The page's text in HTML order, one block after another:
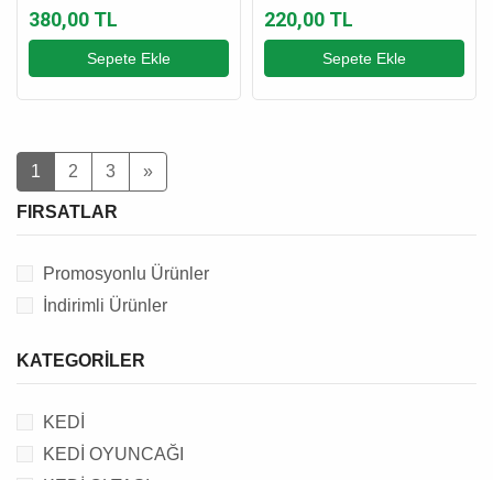
Cm
380,00 TL
Sepete Ekle
Karışık Renkli 6 Cm - 1
Adet
220,00 TL
Sepete Ekle
1 2 3 »
FIRSATLAR
Promosyonlu Ürünler
İndirimli Ürünler
KATEGORILER
KEDİ
KEDİ OYUNCAĞI